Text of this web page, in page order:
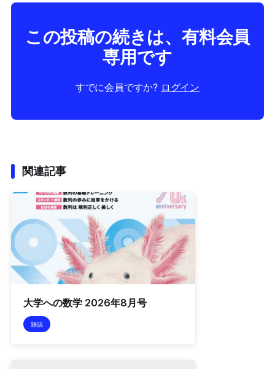
この投稿の続きは、有料会員
専用です
すでに会員ですか? ログイン
関連記事
大学への数学 2026年8月号
雑誌